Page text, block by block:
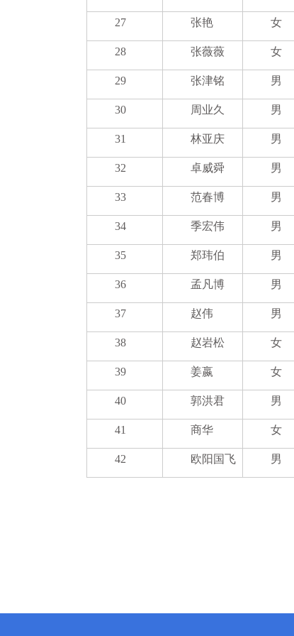
27 张艳 女
28 张薇薇 女
29 张津铭 男
30 周业久 男
31 林亚庆 男
32 卓威舜 男
33 范春博 男
34 季宏伟 男
35 郑玮伯 男
36 孟凡博 男
37 赵伟 男
38 赵岩松 女
39 姜嬴 女
40 郭洪君 男
41 商华 女
42 欧阳国飞 男